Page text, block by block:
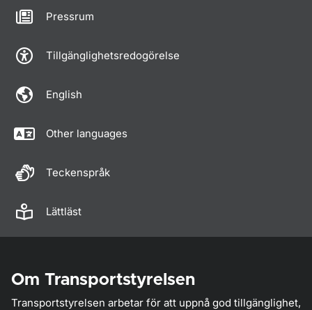
Pressrum
Tillgänglighetsredogörelse
English
Other languages
Teckenspråk
Lättläst
Om Transportstyrelsen
Transportstyrelsen arbetar för att uppnå god tillgänglighet,